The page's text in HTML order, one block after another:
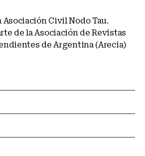
Civil Nodo Tau.
de la Asociación de Revistas
de Argentina (Arecia)